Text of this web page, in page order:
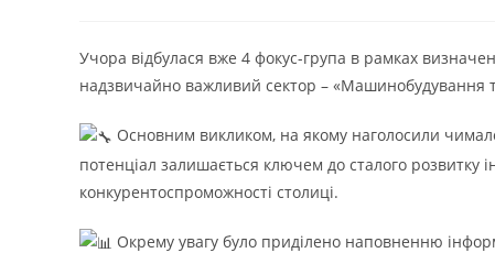
Учора відбулася вже 4 фокус-група в рамках
надзвичайно важливий сектор – «Машинобудування
Основним викликом, на якому наголосили
потенціал залишається ключем до сталого розвитку
конкурентоспроможності столиці.
Окрему увагу було приділено наповненню